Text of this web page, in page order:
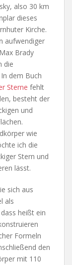
also 30 km
dieses
Kirche.
aufwendiger
Brady
die
dem Buch
Sterne fehlt
besteht der
und
wie
ich die
Stern und
lässt.
sich aus
als
heißt ein
Formeln
den
mit 110